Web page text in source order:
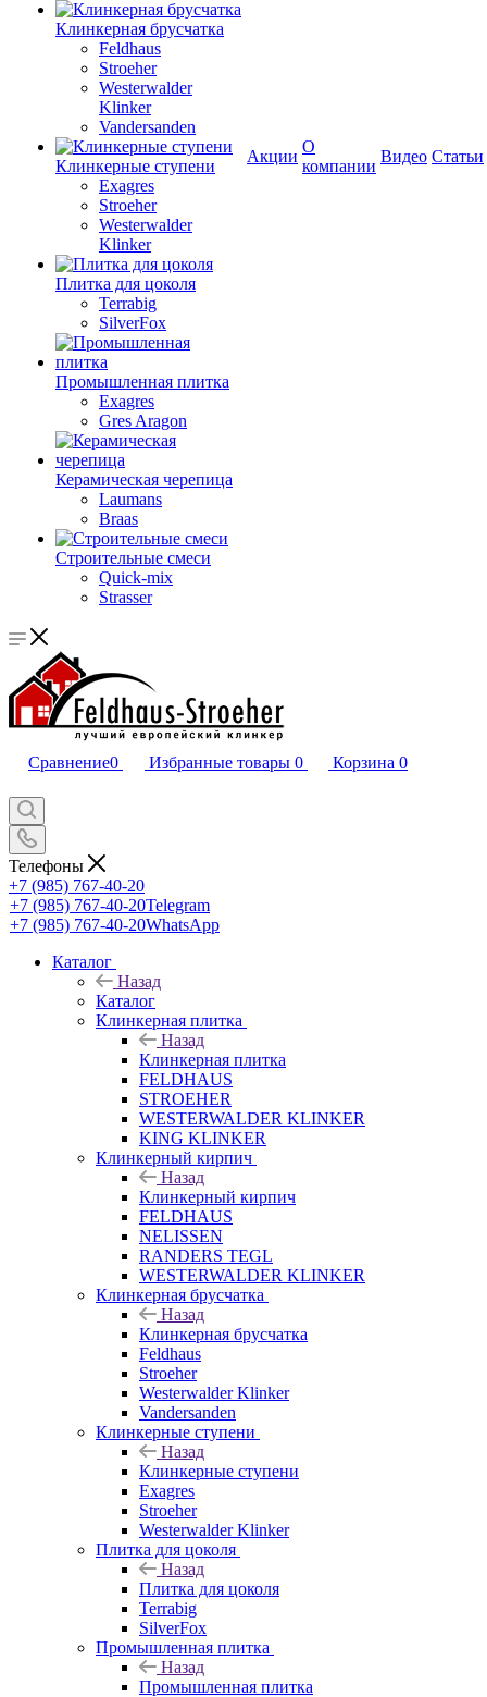
Клинкерная брусчатка
Feldhaus
Stroeher
Westerwalder
Klinker
Vandersanden
Клинкерные ступени
Exagres
Stroeher
Westerwalder
Klinker
Плитка для цоколя
Terrabig
SilverFox
Промышленная плитка
Exagres
Gres Aragon
Керамическая черепица
Laumans
Braas
Строительные смеси
Quick-mix
Strasser
Акции
О
компании
Видео Статьи
Сравнение0 Избранные товары 0 Корзина 0
Телефоны
+7 (985) 767-40-20
+7 (985) 767-40-20Telegram
+7 (985) 767-40-20WhatsApp
Каталог
Назад
Каталог
Клинкерная плитка
Назад
Клинкерная плитка
FELDHAUS
STROEHER
WESTERWALDER KLINKER
KING KLINKER
Клинкерный кирпич
Назад
Клинкерный кирпич
FELDHAUS
NELISSEN
RANDERS TEGL
WESTERWALDER KLINKER
Клинкерная брусчатка
Назад
Клинкерная брусчатка
Feldhaus
Stroeher
Westerwalder Klinker
Vandersanden
Клинкерные ступени
Назад
Клинкерные ступени
Exagres
Stroeher
Westerwalder Klinker
Плитка для цоколя
Назад
Плитка для цоколя
Terrabig
SilverFox
Промышленная плитка
Назад
Промышленная плитка